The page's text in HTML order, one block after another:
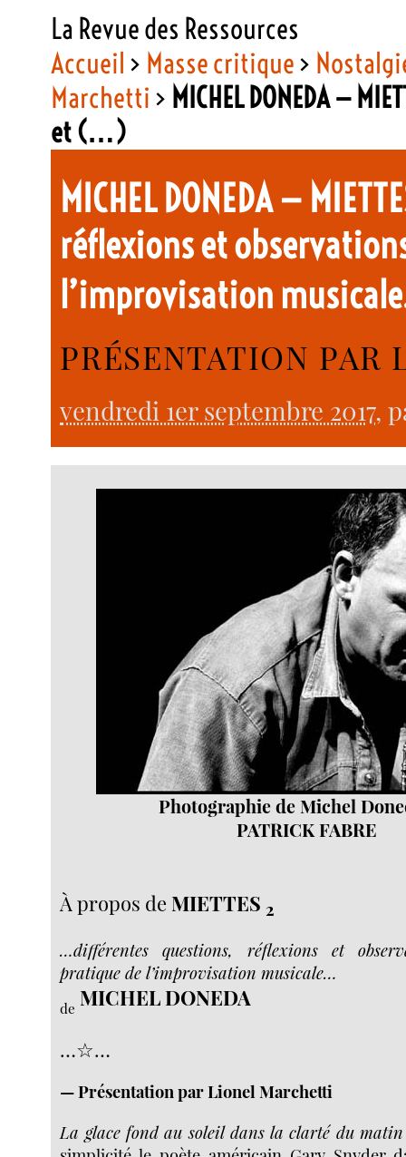
La Revue des Ressources
Accueil > Masse critique>
Marchetti > MICHEL DONEDA —
et (…)
MICHEL DONEDA —
réflexions et
l’improvisation
PRÉSENTATION
vendredi 1er septembre 2017,
Photographie de Michel
PATRICK FABRE
À propos deMIETTES 2
…différentes questions, réflexions et
pratique de l’improvisation musicale…
de MICHEL DONEDA
…☆…
— Présentation par Lionel Marchetti
La glace fond au soleil dans la clarté du matin